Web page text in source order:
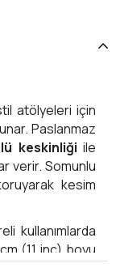
atölyeleri için
Paslanmaz
keskinliği ile
verir. Somunlu
kesim
kullanımlarda
(11 inç) boyu